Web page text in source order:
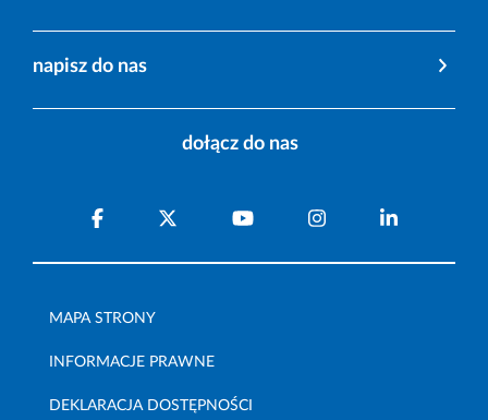
napisz do nas
dołącz do nas
MAPA STRONY
INFORMACJE PRAWNE
DEKLARACJA DOSTĘPNOŚCI